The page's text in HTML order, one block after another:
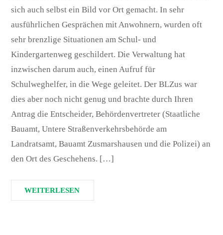
sich auch selbst ein Bild vor Ort gemacht. In sehr
ausführlichen Gesprächen mit Anwohnern, wurden oft
sehr brenzlige Situationen am Schul- und
Kindergartenweg geschildert. Die Verwaltung hat
inzwischen darum auch, einen Aufruf für
Schulweghelfer, in die Wege geleitet. Der BLZus war
dies aber noch nicht genug und brachte durch Ihren
Antrag die Entscheider, Behördenvertreter (Staatliche
Bauamt, Untere Straßenverkehrsbehörde am
Landratsamt, Bauamt Zusmarshausen und die Polizei) an
den Ort des Geschehens. […]
WEITERLESEN